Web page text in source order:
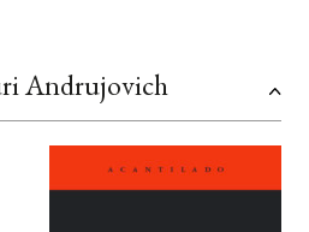
Andrujovich